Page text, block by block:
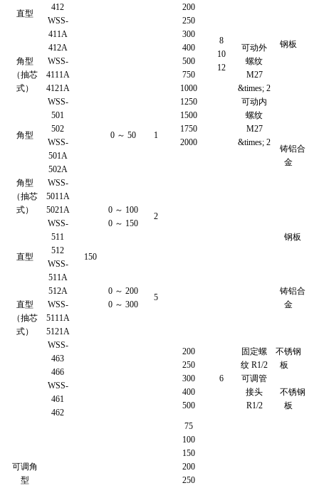
200
250
300
400
500
750
1000
1250
1500
1750
2000
8
10
12
可动外
螺纹
M27
&times; 2
可动内
螺纹
M27
&times; 2
直型
412
钢板
WSS-
411A
412A
角型
（抽芯
式）
WSS-
4111A
4121A
角型
WSS-
501
502
0 ～ 50
1
铸铝合
金
WSS-
501A
502A
角型
（抽芯
式）
WSS-
5011A
5021A
150
0 ～ 100
0 ～ 150
2
直型
WSS-
511
512
钢板
WSS-
511A
512A
0 ～ 200
0 ～ 300
5
铸铝合
金
直型
（抽芯
式）
WSS-
5111A
5121A
可调角
型
WSS-
463
466
200
250
300
400
500
6
固定螺
纹 R1/2
可调管
接头
R1/2
不锈钢
板
WSS-
461
462
不锈钢
板
75
100
150
200
250